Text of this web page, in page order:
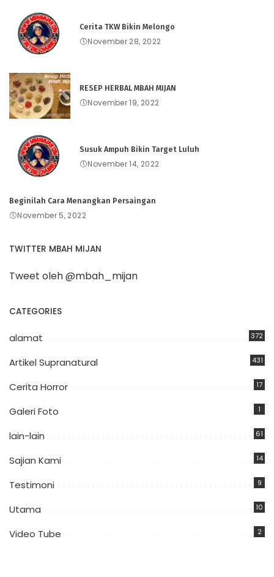
Cerita TKW Bikin Melongo
November 28, 2022
RESEP HERBAL MBAH MIJAN
November 19, 2022
Susuk Ampuh Bikin Target Luluh
November 14, 2022
Beginilah Cara Menangkan Persaingan
November 5, 2022
TWITTER MBAH MIJAN
Tweet oleh @mbah_mijan
CATEGORIES
alamat 372
Artikel Supranatural 431
Cerita Horror 17
Galeri Foto 1
lain-lain 61
Sajian Kami 14
Testimoni 9
Utama 10
Video Tube 2